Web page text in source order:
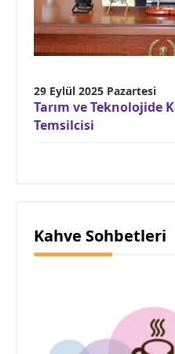
29 Eylül 2025 Pazartesi
Tarım ve Teknolojide
Temsilcisi
Kahve Sohbetleri